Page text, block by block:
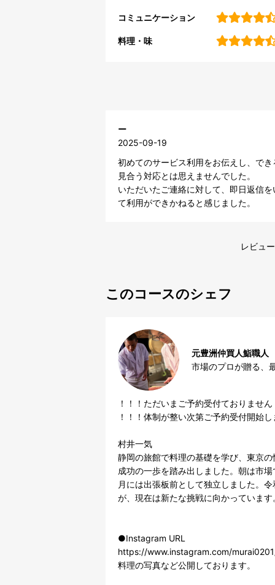
コミュニケーション
料理・味
ー
2025-09-19
初めてのサービス利用をお伝えし、で
見合う対応とは思えませんでした。
いただいたご連絡に対して、即日返信
て利用ができかねると感じました。
レビュ
このコースのシェフ
元豊洲仲買人鮨職
市場のプロが贈る、
！！！ただいまご予約受付ておりませ
！！！体制が整い次第ご予約受付開始
村井一気
静岡の旅館で料理の基礎を学び、東京
成功の一歩を踏み出しました。朝は市
月には出張板前として独立しました。
が、現在は新たな挑戦に向かっています
●Instagram URL
https://www.instagram.com/
料理の写真など公開しております。